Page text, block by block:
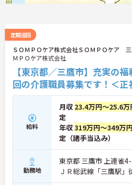
定期巡回
ＳＯＭＰＯケア株式会社ＳＯＭＰＯケア
ＭＰＯケア株式会社
【東京都／三鷹市】充実の
回の介護職員募集です！＜正
給料
月収 23.4万円～25.6万
定
年収319万円～349万円
定（諸手当込み）
勤務地
東京都 三鷹市 上連雀
ＪＲ総武線「三鷹駅」